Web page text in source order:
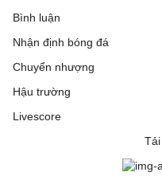
Bình luận
Nhận định bóng đá
Chuyển nhượng
Hậu trường
Livescore